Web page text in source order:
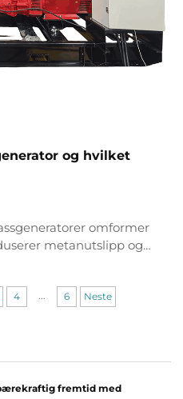
og hvilket
omformer
metanutslipp og
4 ... 6 Neste
fremtid med